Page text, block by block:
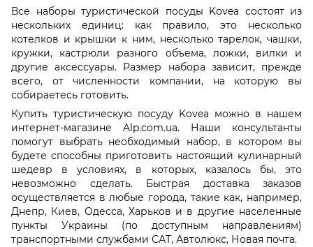
Все наборы туристической посуды Kovea состоят из
нескольких единиц: как правило, это несколько
котелков и крышки к ним, несколько тарелок, чашки,
кружки, кастрюли разного объема, ложки, вилки и
другие аксессуары. Размер набора зависит, прежде
всего, от численности компании, на которую вы
собираетесь готовить.
Купить туристическую посуду Kovea можно в нашем
интернет-магазине Alp.com.ua. Наши консультанты
помогут выбрать необходимый набор, в котором вы
будете способны приготовить настоящий кулинарный
шедевр в условиях, в которых, казалось бы, это
невозможно сделать. Быстрая доставка заказов
осуществляется в любые города, такие как, например,
Днепр, Киев, Одесса, Харьков и в другие населенные
пункты Украины (по доступным направлениям)
транспортными службами САТ, Автолюкс, Новая почта.